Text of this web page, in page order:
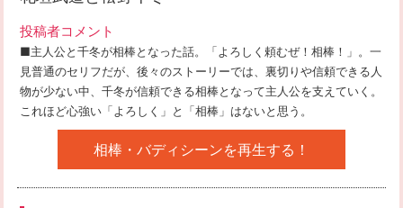
投稿者コメント
■主人公と千冬が相棒となった話。「よろしく頼むぜ！相棒！」。一
見普通のセリフだが、後々のストーリーでは、裏切りや信頼できる人
物が少ない中、千冬が信頼できる相棒となって主人公を支えていく。
これほど心強い「よろしく」と「相棒」はないと思う。
相棒・バディシーンを再生する！